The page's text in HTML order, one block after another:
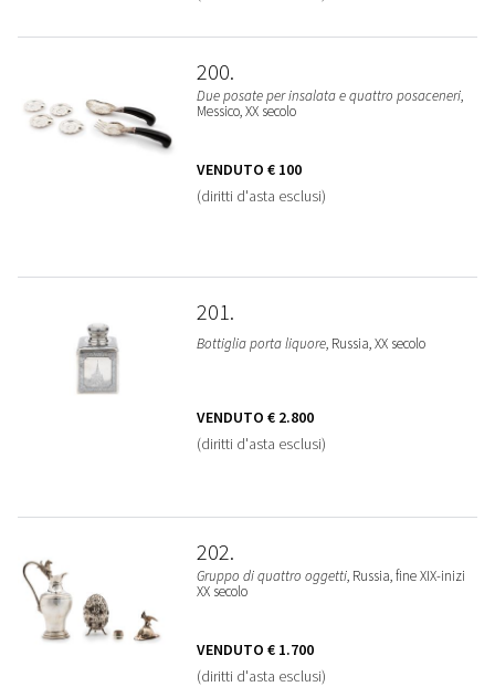
200
Due posate per insalata e quattro posaceneri,
Messico, XX secolo
VENDUTO € 100
(diritti d'asta esclusi)
201
Bottiglia porta liquore, Russia, XX secolo
VENDUTO € 2.800
(diritti d'asta esclusi)
202
Gruppo di quattro oggetti, Russia, fine XIX-inizi
XX secolo
VENDUTO € 1.700
(diritti d'asta esclusi)